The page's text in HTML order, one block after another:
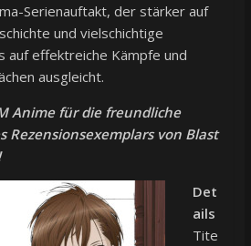
Serienauftakt, der stärker auf
und vielschichtige
auf effektreiche Kämpfe und
ausgleicht.
Anime für die freundliche
Rezensionsexemplars von Blast
Det
ails
Tite